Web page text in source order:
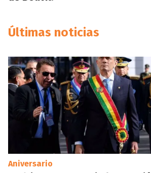
Últimas noticias
Aniversario